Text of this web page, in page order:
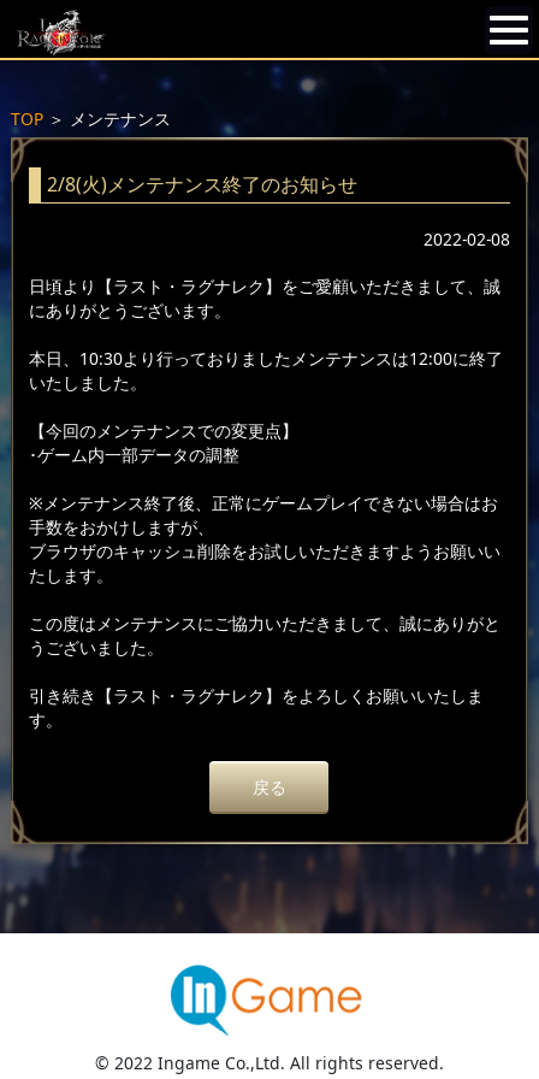
TOP＞ メンテナンス
2/8(火)メンテナンス終了のお知らせ
2022-02-08
日頃より【ラスト・ラグナレク】をご愛顧いただきまして、誠
にありがとうございます。
本日、10:30より行っておりましたメンテナンスは12:00に終了
いたしました。
【今回のメンテナンスでの変更点】
･ゲーム内一部データの調整
※メンテナンス終了後、正常にゲームプレイできない場合はお
手数をおかけしますが、
ブラウザのキャッシュ削除をお試しいただきますようお願いい
たします。
この度はメンテナンスにご協力いただきまして、誠にありがと
うございました。
引き続き【ラスト・ラグナレク】をよろしくお願いいたしま
す。
戻る
© 2022 Ingame Co.,Ltd. All rights reserved.